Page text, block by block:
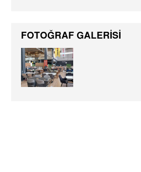
FOTOĞRAF GALERİSİ